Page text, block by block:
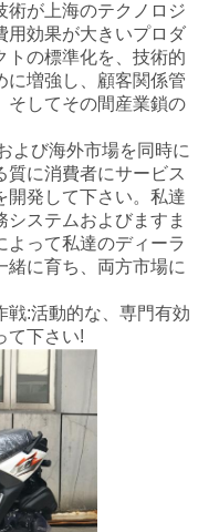
術が上海のテクノロジ
用効果が大きいプロダ
トの標準化を、技術的
に増強し、顧客関係管
そしてその間産業鎖の
よび海外市場を同時に
質に消費者にサービス
開発して下さい。私達
ステムおよびますま
よって私達のディーラ
緒に育ち、両方市場に
戦:活動的な、専門有効
て下さい!